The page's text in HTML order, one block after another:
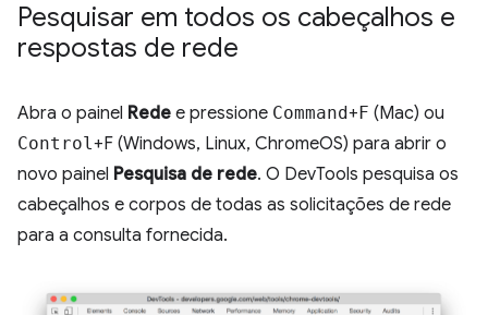
Pesquisar em todos os cabeçalhos e
respostas de rede
Abra o painel Rede e pressione Command+F (Mac) ou
Control+F (Windows, Linux, ChromeOS) para abrir o
novo painel Pesquisa de rede. O DevTools pesquisa os
cabeçalhos e corpos de todas as solicitações de rede
para a consulta fornecida.